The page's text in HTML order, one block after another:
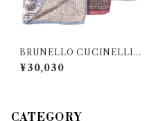
BRUNELLO CUCINELLI
（ブルネロクチネリ） ポケットチ
ーフ MR8690091 33318
¥30,030
CATEGORY